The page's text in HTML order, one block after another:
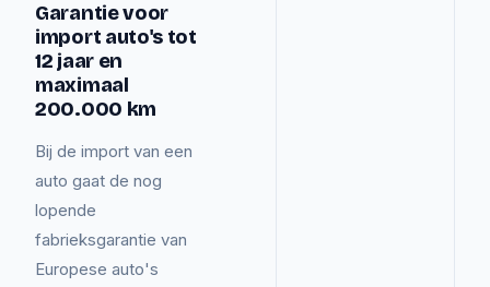
Garantie voor
import auto's tot
12 jaar en
maximaal
200.000 km
Bij de import van een
auto gaat de nog
lopende
fabrieksgarantie van
Europese auto's